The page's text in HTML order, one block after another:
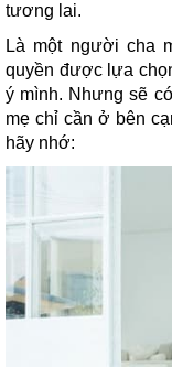
tương lai.
Là một người cha
quyền được lựa
ý mình. Nhưng sẽ
mẹ chỉ cần ở bên
hãy nhớ: